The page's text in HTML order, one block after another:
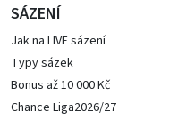
SÁZENÍ
Jak na LIVE sázení
Typy sázek
Bonus až 10 000 Kč
Chance Liga2026/27